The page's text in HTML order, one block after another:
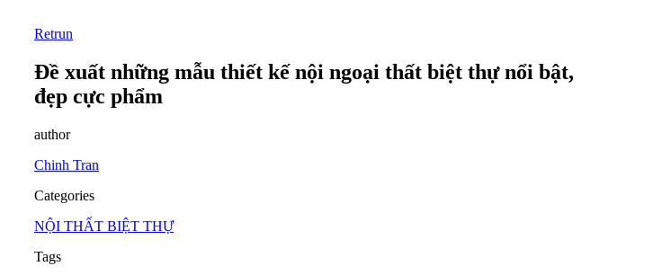
Retrun
Đề xuất những mẫu thiết kế nội ngoại thất biệt thự nổi bật,
đẹp cực phẩm
author
Chinh Tran
Categories
NỘI THẤT BIỆT THỰ
Tags